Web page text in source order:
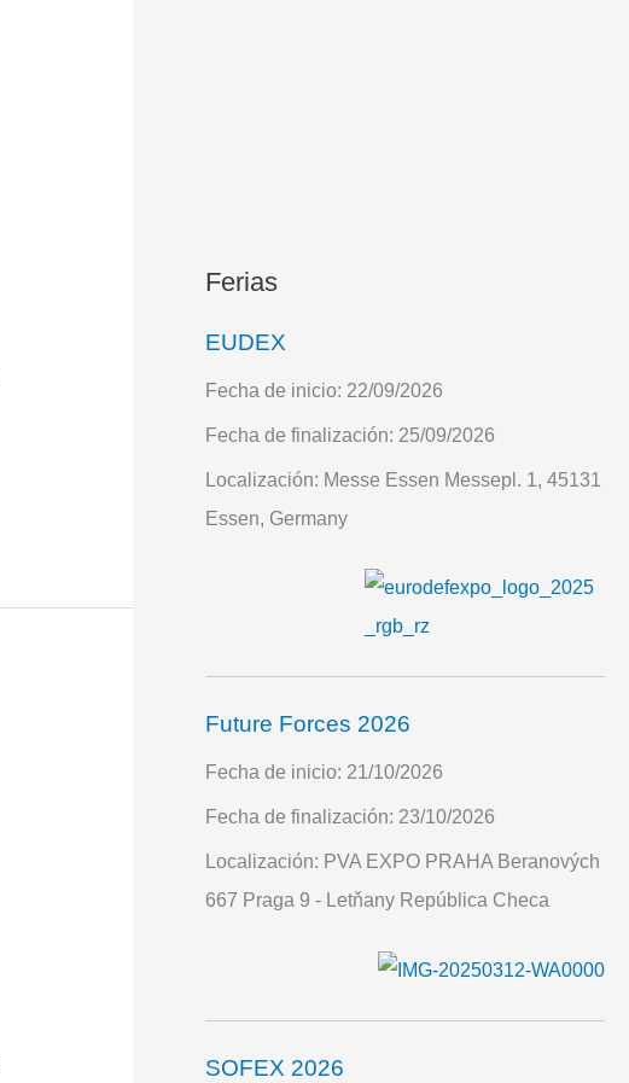
Ferias
EUDEX
Fecha de inicio: 22/09/2026
Fecha de finalización: 25/09/2026
Localización: Messe Essen Messepl. 1, 45131
Essen, Germany
Future Forces 2026
Fecha de inicio: 21/10/2026
Fecha de finalización: 23/10/2026
Localización: PVA EXPO PRAHA Beranových
667 Praga 9 - Letňany República Checa
SOFEX 2026